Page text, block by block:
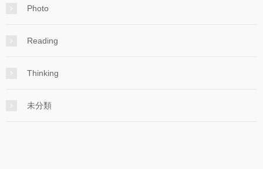
Photo
Reading
Thinking
未分類